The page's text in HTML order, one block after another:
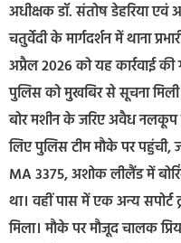
अधीक्षक डॉ. संतोष डेहरिया एवं
चतुर्वेदी के मार्गदर्शन में थाना
अप्रैल 2026 को यह कार्रवाई की
पुलिस को मुखबिर से सूचना मिली
बोर मशीन के जरिए अवैध नलकूप
लिए पुलिस टीम मौके पर पहुंची,
MA 3375, अशोक लीलैंड में
था। वहीं पास में एक अन्य
मिला। मौके पर मौजूद चालक